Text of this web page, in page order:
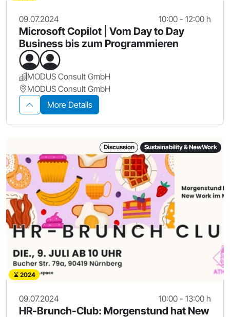
09.07.2024 10:00 - 12:00 h
Microsoft Copilot | Vom Day to Day
Business bis zum Programmieren
MODUS Consult GmbH
MODUS Consult GmbH
More Details
Discussion Sustainability & NewWork
2024
09.07.2024 10:00 - 13:00 h
HR-Brunch-Club: Morgenstund hat New